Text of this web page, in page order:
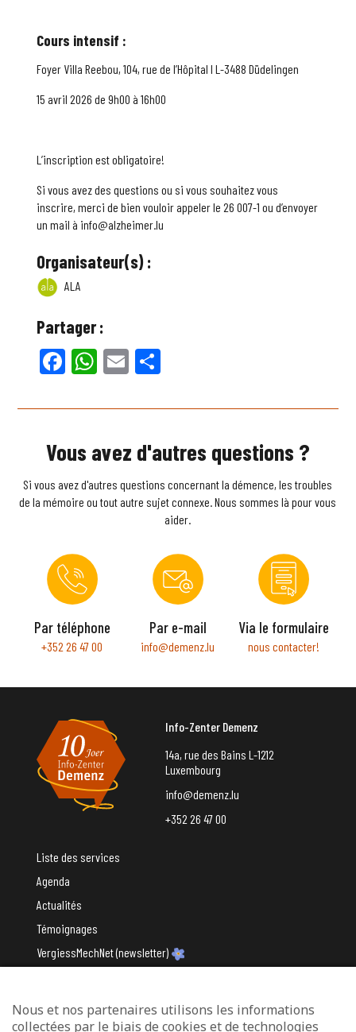
Cours intensif :
Foyer Villa Reebou,104, rue de l’Hôpital I L-3488 Düdelingen
15 avril 2026 de 9h00 à 16h00
L’inscription est obligatoire!
Si vous avez des questions ou si vous souhaitez vous
inscrire, merci de bien vouloir appeler le 26 007-1 ou d’envoyer
un mail à info@alzheimer.lu
Organisateur(s) :
ALA
Partager :
Facebook
WhatsApp
Email
Vous avez d'autres questions ?
Si vous avez d'autres questions concernant la démence, les troubles
de la mémoire ou tout autre sujet connexe. Nous sommes là pour vous
aider.
Par téléphone
+352 26 47 00
Par e-mail
info@demenz.lu
Via le formulaire
nous contacter!
Info-Zenter Demenz
14a, rue des Bains L-1212
Luxembourg
info@demenz.lu
+352 26 47 00
Liste des services
Agenda
Actualités
Témoignages
VergiessMechNet (newsletter)
Avec le soutien du
Nous et nos partenaires utilisons les informations
collectées par le biais de cookies et de technologies